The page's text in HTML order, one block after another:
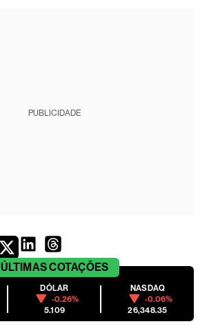
PUBLICIDADE
ÚLTIMASCOTAÇÕES
DÓLAR
-0.26%
5.109
NASDAQ
-0.06%
26,348.35